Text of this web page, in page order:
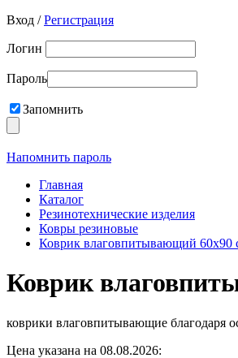
Вход /Регистрация
Логин
Пароль
Запомнить
Напомнить пароль
Главная
Каталог
Резинотехнические изделия
Ковры резиновые
Коврик влаговпитывающий 60х90
Коврик
коврики влаговпитывающие благодаря
Цена указана на 08.08.2026: